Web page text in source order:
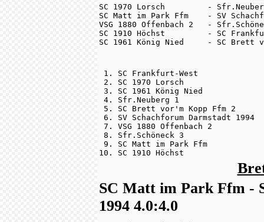
SC 1970 Lorsch         -
SC Matt im Park Ffm    - SV
VSG 1880 Offenbach 2   -
SC 1910 Höchst         - SC
SC 1961 König Nied     - SC
1. SC Frankfurt-West
2. SC 1970 Lorsch
3. SC 1961 König Nied
4. Sfr.Neuberg 1
5. SC Brett vor'm Kopp Ffm 2
6. SV Schachforum Darmstadt
7. VSG 1880 Offenbach 2
8. Sfr.Schöneck 3
9. SC Matt im Park Ffm
10. SC 1910 Höchst
SC Matt im Park Ffm -
1994 4.0:4.0